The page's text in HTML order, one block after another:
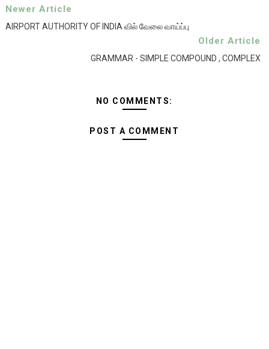
Newer Article
AIRPORT AUTHORITY OF INDIA வில் வேலை வாய்ப்பு
Older Article
GRAMMAR - SIMPLE COMPOUND , COMPLEX
NO COMMENTS:
POST A COMMENT